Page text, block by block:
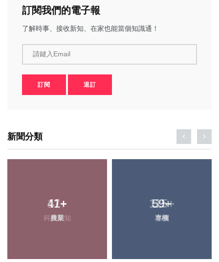
訂閱我們的電子報
了解時事、接收新知、在家也能當個知識通！
請鍵入Email
訂閱 退訂
新聞分類
41+
農業
59+
專欄
17+
科技新知
115+
文教